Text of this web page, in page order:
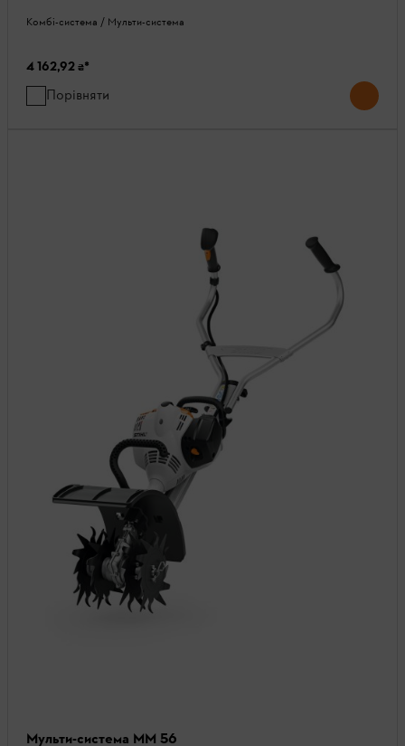
Комбі-система / Мульти-система
4 162,92 ₴*
Порівняти
Мульти-система MM 56